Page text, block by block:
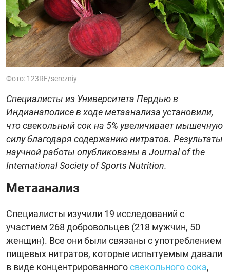
Фото: 123RF/serezniy
Специалисты из Университета Пердью в
Индианаполисе в ходе метаанализа установили,
что свекольный сок на 5% увеличивает мышечную
силу благодаря содержанию нитратов. Результаты
научной работы опубликованы в Journal of the
International Society of Sports Nutrition.
Метаанализ
Специалисты изучили 19 исследований с
участием 268 добровольцев (218 мужчин, 50
женщин). Все они были связаны с употреблением
пищевых нитратов, которые испытуемым давали
в виде концентрированногосвекольного сока,